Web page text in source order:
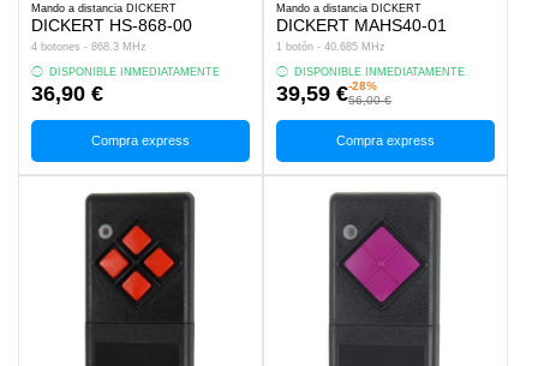
Mando a distancia DICKERT
DICKERT HS-868-00
4 botones - 868.3 MHz
DISPONIBLE INMEDIATAMENTE
36,90 €
Compra express
Mando a distancia DICKERT
DICKERT MAHS40-01
1 botón - 40.685 MHz
DISPONIBLE INMEDIATAMENTE
39,59 €-28%
56,00 €
Compra express